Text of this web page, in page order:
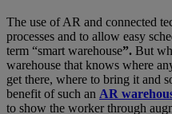
The use of AR and connected
processes and to allow easy
term “smart warehouse”. But
warehouse that knows where
get there, where to bring it and
benefit of such an AR
to show the worker through